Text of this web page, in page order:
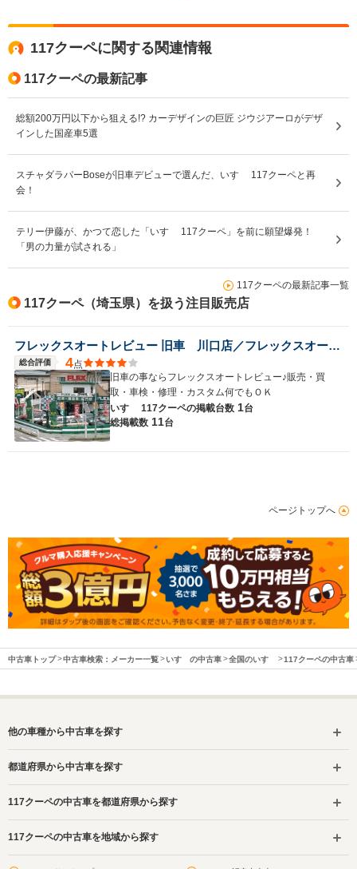
117クーペに関する関連情報
117クーペの最新記事
総額200万円以下から狙える!? カーデザインの巨匠 ジウジアーロがデザ
インした国産車5選
スチャダラパーBoseが旧車デビューで選んだ、いすゞ 117クーペと再
会！
テリー伊藤が、かつて恋した「いすゞ 117クーペ」を前に願望爆発！
「男の力量が試される」
117クーペの最新記事一覧
117クーペ（埼玉県）を扱う注目販売店
フレックスオートレビュー 旧車 川口店／フレックスオートレビュー株式会社
総合評価 4点
旧車の事ならフレックスオートレビュー♪販売・買
取・車検・修理・カスタム何でもＯＫ
いすゞ 117クーペの掲載台数 1台
総掲載数 11台
ページトップへ
中古車トップ 中古車検索：メーカー一覧 いすゞの中古車 全国のいすゞ 117クーペの中古車
他の車種から中古車を探す
都道府県から中古車を探す
117クーペの中古車を都道府県から探す
117クーペの中古車を地域から探す